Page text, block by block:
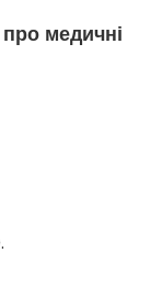
медичні